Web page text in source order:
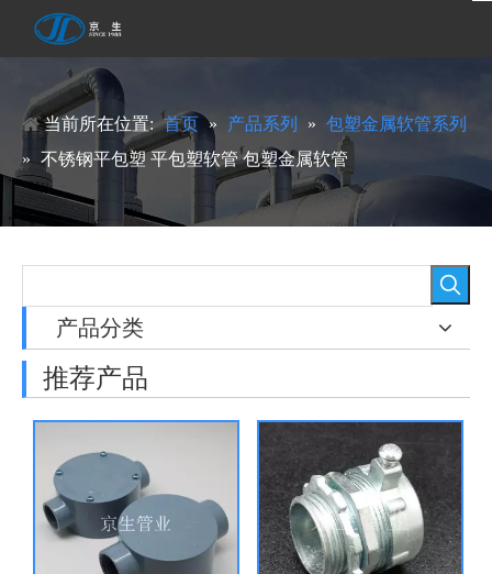
当前所在位置: 首页 » 产品系列 » 包塑金属软管系列
» 不锈钢平包塑 平包塑软管 包塑金属软管
产品分类
推荐产品